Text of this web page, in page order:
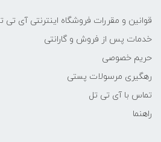
قوانین و مقررات فروشگاه اینترنتی آی تی
خدمات پس از فروش و گارانتی
حریم خصوصی
رهگیری مرسولات پستی
تماس با آی تی تل
راهنما